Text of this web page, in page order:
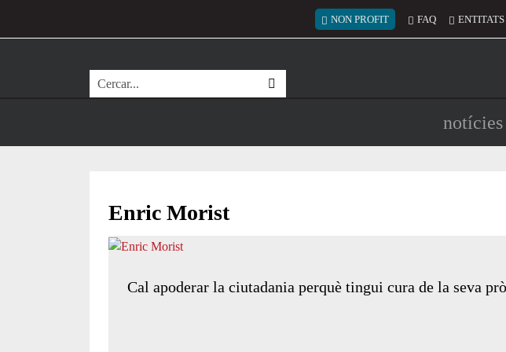
Menú del compte
NON PROFIT FAQ
Cerca
notícies
Enric Morist
Cal apoderar la ciutadania perquè tingui cura de la seva